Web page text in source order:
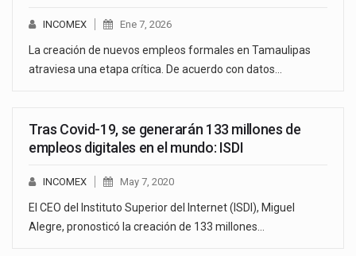
INCOMEX Ene 7, 2026
La creación de nuevos empleos formales en Tamaulipas
atraviesa una etapa crítica. De acuerdo con datos…
Tras Covid-19, se generarán 133 millones de
empleos digitales en el mundo: ISDI
INCOMEX May 7, 2020
El CEO del Instituto Superior del Internet (ISDI), Miguel
Alegre, pronosticó la creación de 133 millones…